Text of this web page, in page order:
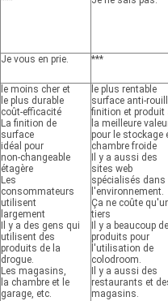
Je vous en prie. ***
le moins cher et
le plus durable
coût-efficacité
La finition de
surface
idéal pour
non-changeable
étagère
Les
consommateurs
utilisent
largement
Il y a des gens qui
utilisent des
produits de la
drogue.
Les magasins,
la chambre et le
garage, etc.
le plus rentable
surface anti-
finition et produit
la meilleure
pour le stockage
chambre froide
Il y a aussi des
sites web
spécialisés dans
l'environnement.
Ça ne coûte
tiers
Il y a beaucoup de
produits pour
l'utilisation de
colodroom.
Il y a aussi des
restaurants et
magasins.